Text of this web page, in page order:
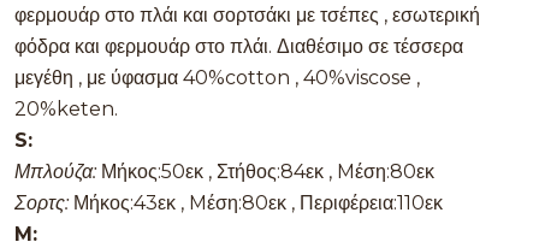
φερμουάρ στο πλάι και σορτσάκι με τσέπες , εσωτερική
φόδρα και φερμουάρ στο πλάι. Διαθέσιμο σε τέσσερα
μεγέθη , με ύφασμα 40%cotton , 40%viscose ,
20%keten.
S:
Μπλούζα: Μήκος:50εκ , Στήθος:84εκ , Mέση:80εκ
Σορτς: Μήκος:43εκ , Mέση:80εκ , Περιφέρεια:110εκ
M: